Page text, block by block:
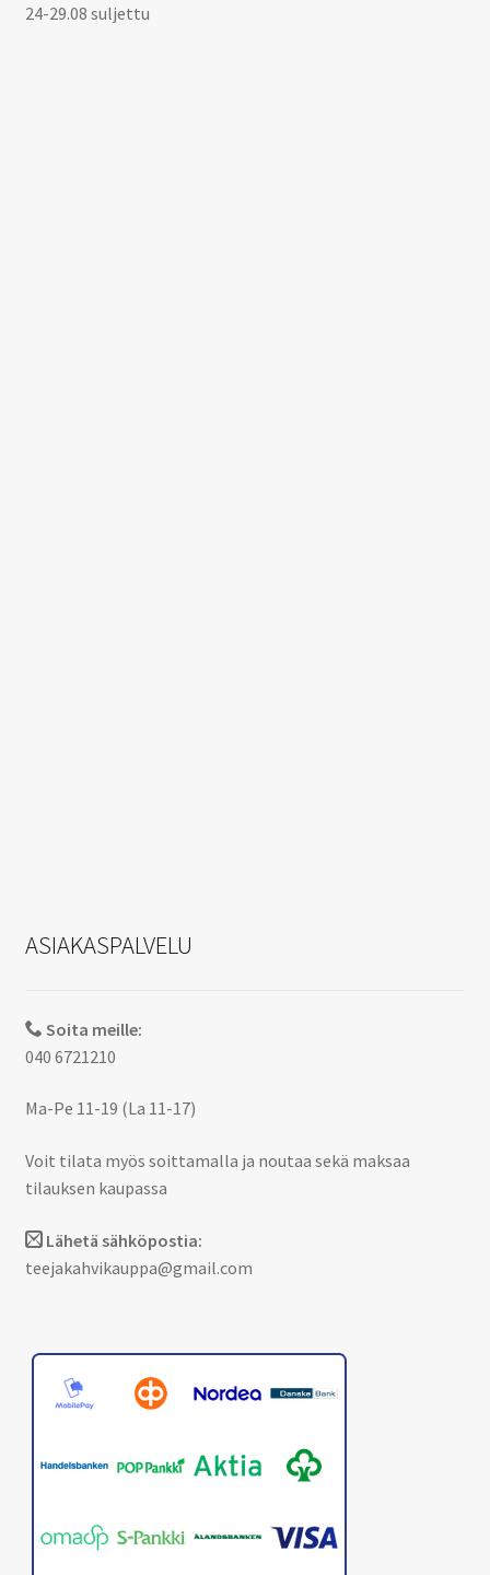
24-29.08 suljettu
ASIAKASPALVELU
Soita meille:
040 6721210
Ma-Pe 11-19 (La 11-17)
Voit tilata myös soittamalla ja noutaa sekä maksaa
tilauksen kaupassa
Lähetä sähköpostia:
teejakahvikauppa@gmail.com